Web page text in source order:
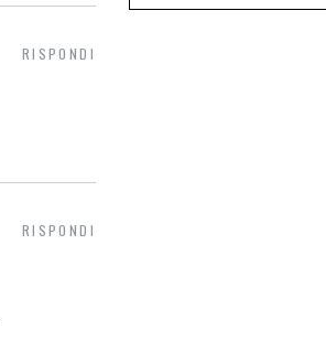
RISPONDI
RISPONDI